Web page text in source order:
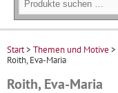
nach:
Start> Themen und Motive >
Roith, Eva-Maria
Roith, Eva-Maria